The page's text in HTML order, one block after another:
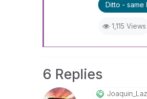
Ditto - same
1,115 Views
6 Replies